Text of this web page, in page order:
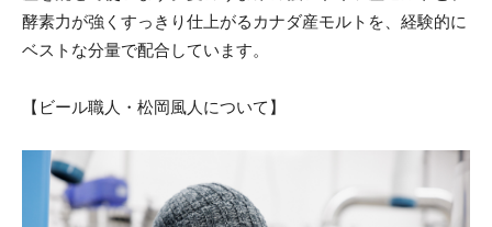
酵素力が強くすっきり仕上がるカナダ産モルトを、経験的に
ベストな分量で配合しています。
【ビール職人・松岡風人について】